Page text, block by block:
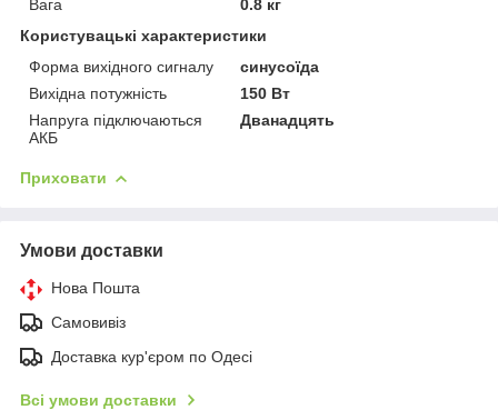
Вага
0.8 кг
Користувацькі характеристики
Форма вихідного сигналу
синусоїда
Вихідна потужність
150 Вт
Напруга підключаються
АКБ
Дванадцять
Приховати
Умови доставки
Нова Пошта
Самовивіз
Доставка кур'єром по Одесі
Всі умови доставки